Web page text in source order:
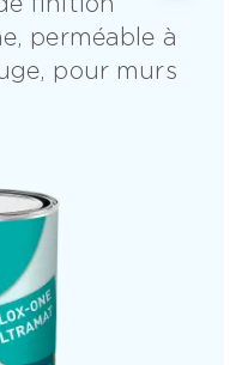
perméable à
pour murs